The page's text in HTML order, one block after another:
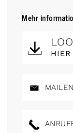
Mehr
HIER
MAILEN